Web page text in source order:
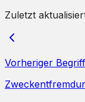
Zuletzt
Vorheriger Begriff